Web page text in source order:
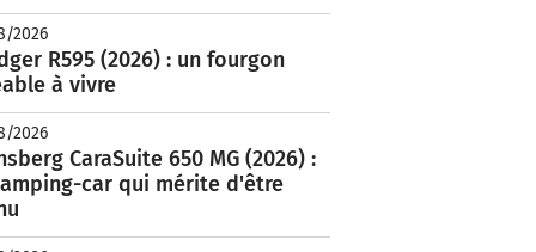
2026
R595 (2026) : un fourgon
à vivre
2026
CaraSuite 650 MG (2026) :
car qui mérite d'être